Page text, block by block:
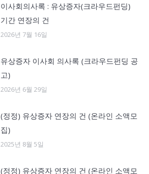
이사회의사록 : 유상증자(크라우드펀딩)
기간 연장의 건
2026년 7월 16일
유상증자 이사회 의사록 (크라우드펀딩 공
고)
2026년 6월 29일
(정정) 유상증자 연장의 건 (온라인 소액모
집)
2025년 8월 5일
(정정) 유상증자 연장의 건 (온라인 소액모